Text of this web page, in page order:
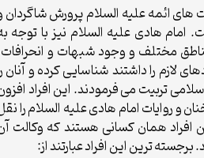
ائمه علیه السلام پرورش شاگردان و
هادی علیه السلام نیز با توجه به
مختلف و وجود شبهات و انحرافات،
را داشتند شناسایی کرده و آنان را
می فرمودند. این افراد افزون
امام هادی علیه السلام را نقل
همان کسانی هستند که وکالت آن
ترین این افراد عبارتند از: